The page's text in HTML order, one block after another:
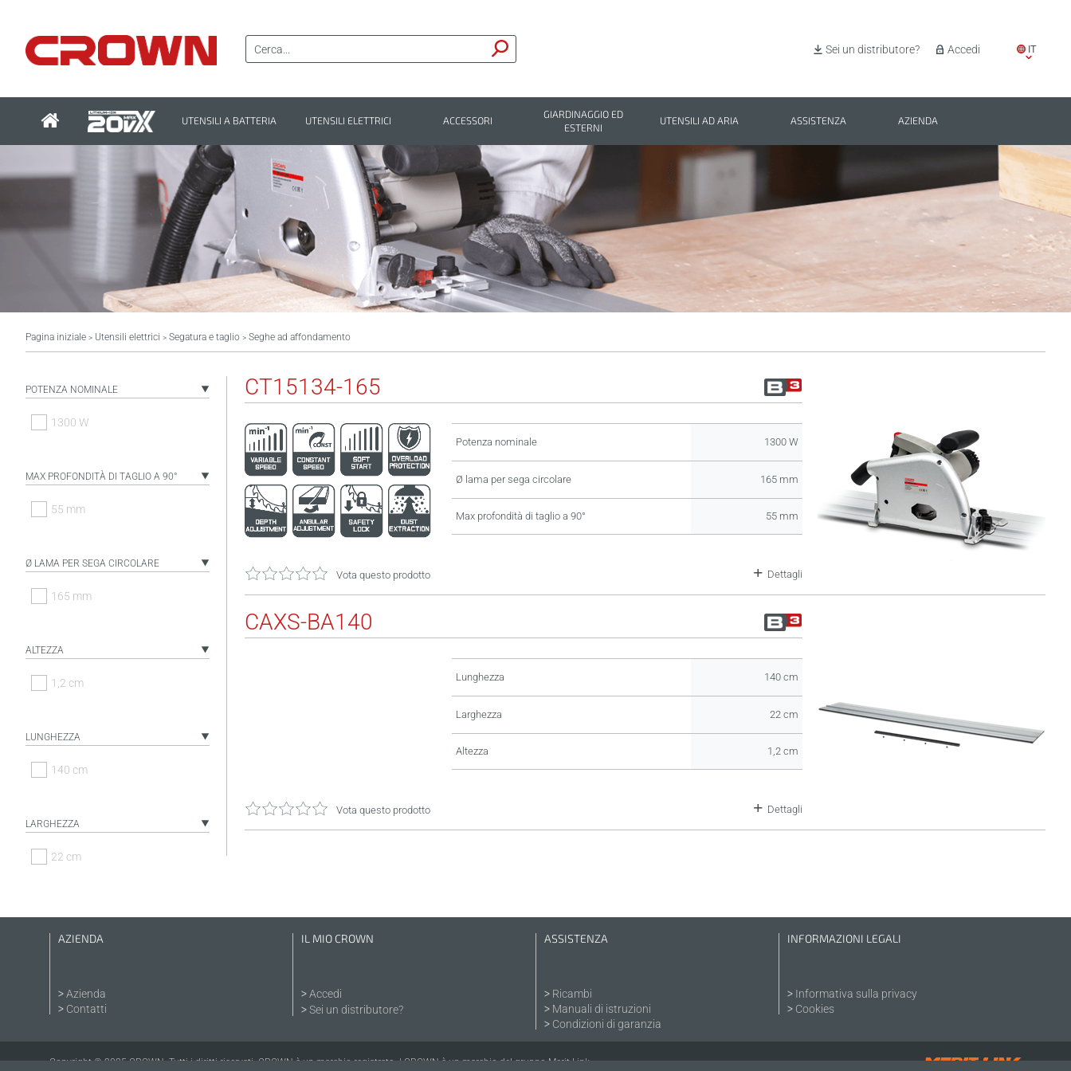
IT
BG
Accedi
Sei un distributore?
UTENSILI A BATTERIA UTENSILI ELETTRICI ACCESSORI
GIARDINAGGIO ED
ESTERNI
UTENSILI AD ARIA ASSISTENZA AZIENDA
Pagina iniziale > Utensili elettrici > Segatura e taglio > Seghe ad affondamento
POTENZA NOMINALE
1300 W
MAX PROFONDITÀ DI TAGLIO A 90°
55 mm
Ø LAMA PER SEGA CIRCOLARE
165 mm
ALTEZZA
1,2 cm
LUNGHEZZA
140 cm
LARGHEZZA
22 cm
CT15134-165
Potenza nominale 1300 W
Ø lama per sega circolare 165 mm
Max profondità di taglio a 90° 55 mm
Vota questo prodotto Dettagli
CAXS-BA140
Lunghezza 140 cm
Larghezza 22 cm
Altezza 1,2 cm
Vota questo prodotto Dettagli
AZIENDA
Azienda
Contatti
IL MIO CROWN
Accedi
Sei un distributore?
ASSISTENZA
Ricambi
Manuali di istruzioni
Condizioni di garanzia
INFORMAZIONI LEGALI
Informativa sulla privacy
Cookies
Copyright © 2025 CROWN. Tutti i diritti riservati. CROWN è un marchio registrato. | CROWN è un marchio del gruppo Merit Link.